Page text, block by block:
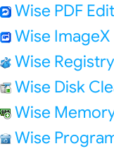
Wise PDF
Wise ImageX
Wise
Wise Disk
Wise
Wise